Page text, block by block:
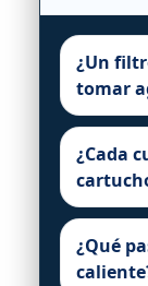
¿Un
tomar
¿Cada
¿Qué